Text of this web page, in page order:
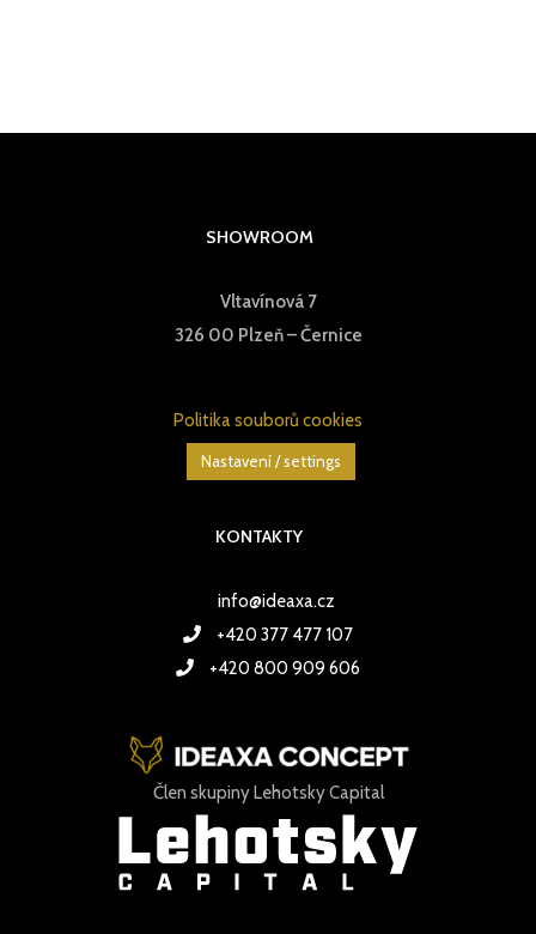
SHOWROOM
Vltavínová 7
326 00 Plzeň – Černice
Politika souborů cookies
Nastavení / settings
KONTAKTY
info@ideaxa.cz
+420 377 477 107
+420 800 909 606
Člen skupiny Lehotsky Capital